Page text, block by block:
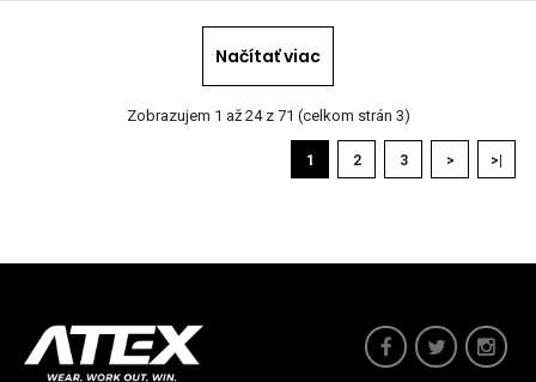
Dres MARY'S MEALS
Načítať viac
Zobrazujem 1 až 24 z 71 (celkom strán 3)
1 2 3 > >|